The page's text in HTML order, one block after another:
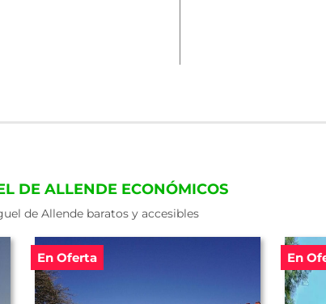
DE ALLENDE ECONÓMICOS
de Allende baratos y accesibles
En Oferta En